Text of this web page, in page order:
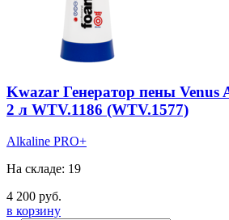
Kwazar Генератор пены Venus
2 л WTV.1186 (WTV.1577)
Alkaline PRO+
На складе: 19
4 200 руб.
в корзину